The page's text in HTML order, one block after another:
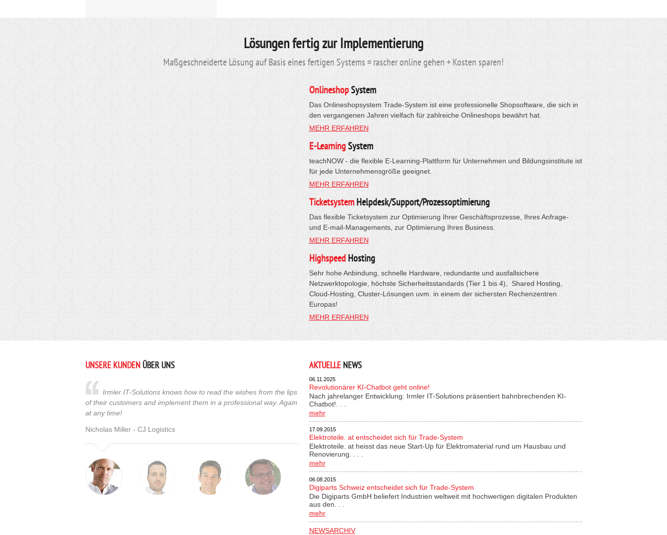
Lösungen fertig zur Implementierung
Maßgeschneiderte Lösung auf Basis eines fertigen Systems = rascher online gehen + Kosten sparen!
OnlineshopSystem
Das Onlineshopsystem Trade-System ist eine professionelle Shopsoftware, die sich in
den vergangenen Jahren vielfach für zahlreiche Onlineshops bewährt hat.
MEHR ERFAHREN
E-LearningSystem
teachNOW - die flexible E-Learning-Plattform für Unternehmen und Bildungsinstitute ist
für jede Unternehmensgröße geeignet.
MEHR ERFAHREN
TicketsystemHelpdesk/Support/Prozessoptimierung
Das flexible Ticketsystem zur Optimierung Ihrer Geschäftsprozesse, Ihres Anfrage-
und E-mail-Managements, zur Optimierung Ihres Business.
MEHR ERFAHREN
HighspeedHosting
Sehr hohe Anbindung, schnelle Hardware, redundante und ausfallsichere
Netzwerktopologie, höchste Sicherheitsstandards (Tier 1 bis 4), Shared Hosting,
Cloud-Hosting, Cluster-Lösungen uvm. in einem der sichersten Rechenzentren
Europas!
MEHR ERFAHREN
UNSERE KUNDENÜBER UNS
Irmler IT-Solutions knows how to read the wishes from the lips
of their customers and implement them in a professional way. Again
at any time!
Nicholas Miller - CJ Logistics
AKTUELLENEWS
06.11.2025
Revolutionärer KI-Chatbot geht online!
Nach jahrelanger Entwicklung: Irmler IT-Solutions präsentiert bahnbrechenden KI-
Chatbot!. . .
mehr
17.09.2015
Elektroteile. at entscheidet sich für Trade-System
Elektroteile. at heisst das neue Start-Up für Elektromaterial rund um Hausbau und
Renovierung. . . .
mehr
06.08.2015
Digiparts Schweiz entscheidet sich für Trade-System
Die Digiparts GmbH beliefert Industrien weltweit mit hochwertigen digitalen Produkten
aus den. . .
mehr
NEWSARCHIV